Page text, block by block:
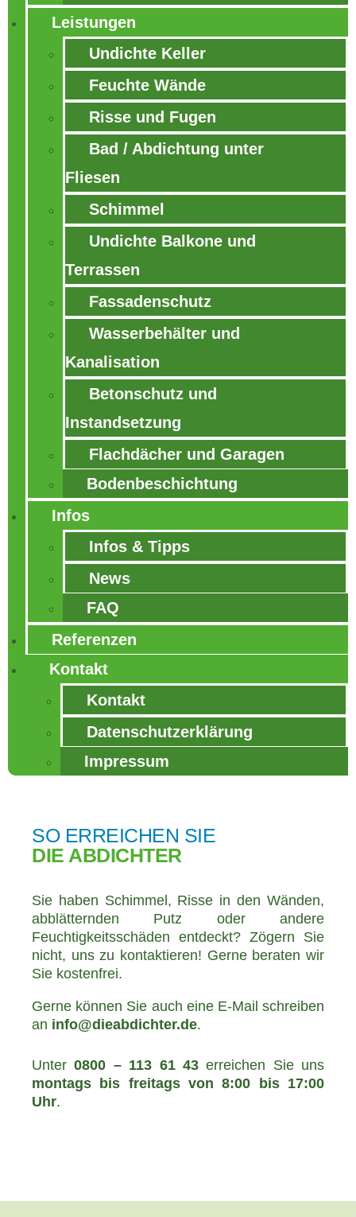
Leistungen
Undichte Keller
Feuchte Wände
Risse und Fugen
Bad / Abdichtung unter
Fliesen
Schimmel
Undichte Balkone und
Terrassen
Fassadenschutz
Wasserbehälter und
Kanalisation
Betonschutz und
Instandsetzung
Flachdächer und Garagen
Bodenbeschichtung
Infos
Infos & Tipps
News
FAQ
Referenzen
Kontakt
Kontakt
Datenschutzerklärung
Impressum
SO ERREICHEN SIE
DIE ABDICHTER
Sie haben Schimmel, Risse in den Wänden,
abblätternden Putz oder andere
Feuchtigkeitsschäden entdeckt? Zögern Sie
nicht, uns zu kontaktieren! Gerne beraten wir
Sie kostenfrei.
Gerne können Sie auch eine E-Mail schreiben
an info@dieabdichter.de.
Unter0800 – 113 61 43erreichen Sie uns
montags bis freitags von 8:00 bis 17:00
Uhr.